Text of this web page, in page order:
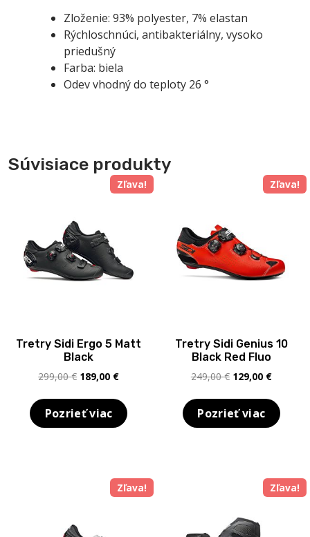
Zloženie: 93% polyester, 7% elastan
Rýchloschnúci, antibakteriálny, vysoko
priedušný
Farba: biela
Odev vhodný do teploty 26 °
Súvisiace produkty
Zľava!
Tretry Sidi Ergo 5 Matt
Black
299,00€ Pôvodná
bola:
299,00 €.
189,00 €Aktuálna
je:
189,00 €.
Pozrieť viac
Zľava!
Tretry Sidi Genius 10
Black Red Fluo
249,00€ Pôvodná
bola:
249,00 €.
129,00 €Aktuálna
je:
129,00
Pozrieť viac
Zľava! Zľava!